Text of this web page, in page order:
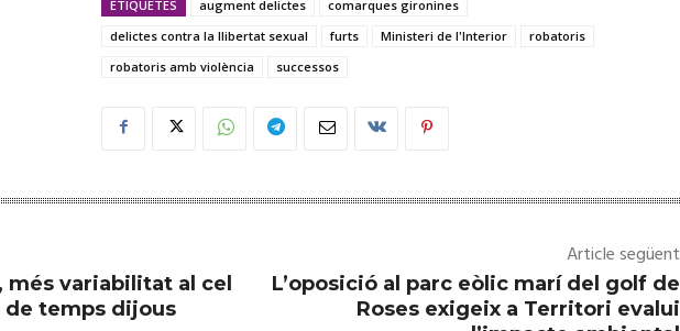
ETIQUETES augment delictes
comarques gironines
delictes contra la llibertat sexual
furts Ministeri de l'Interior
robatoris
robatoris amb violència
successos
més variabilitat al cel
temps dijous
Article següent
L’oposició al parc eòlic marí del golf de
Roses exigeix a Territori evalui